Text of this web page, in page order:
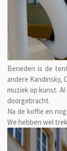
Beneden is de
andere Kandinsky,
muziek op kunst.
doorgebracht.
Na de koffie en
We hebben wel